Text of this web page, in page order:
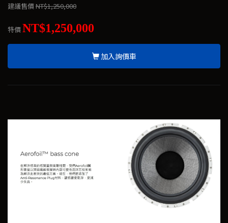
建議售價NT$1,250,000
特價NT$1,250,000
加入詢價車